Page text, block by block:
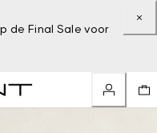
de Final Sale voor